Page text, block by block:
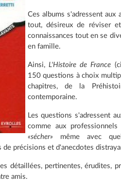
Ces albums s'adressent aux
tout, désireux de réviser
connaissances tout en se
en famille.
Ainsi,L'Histoire de France
150 questions à choix
chapitres, de la
contemporaine.
Les questions s'adressent
comme aux
«sécher» même avec
précisions et d'anecdotes
détaillées, pertinentes, érudites,
amis.